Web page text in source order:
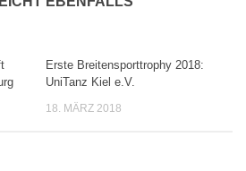
Erste Breitensporttrophy 2018:
UniTanz Kiel e.V.
18. MÄRZ 2018